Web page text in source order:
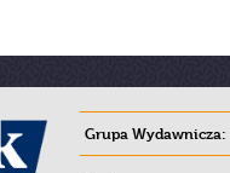
Grupa Wydawnicza: